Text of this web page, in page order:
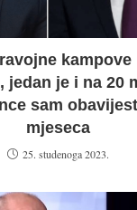
kampove
jedan je i na 20
sam
mjeseca
25. studenoga 2023.